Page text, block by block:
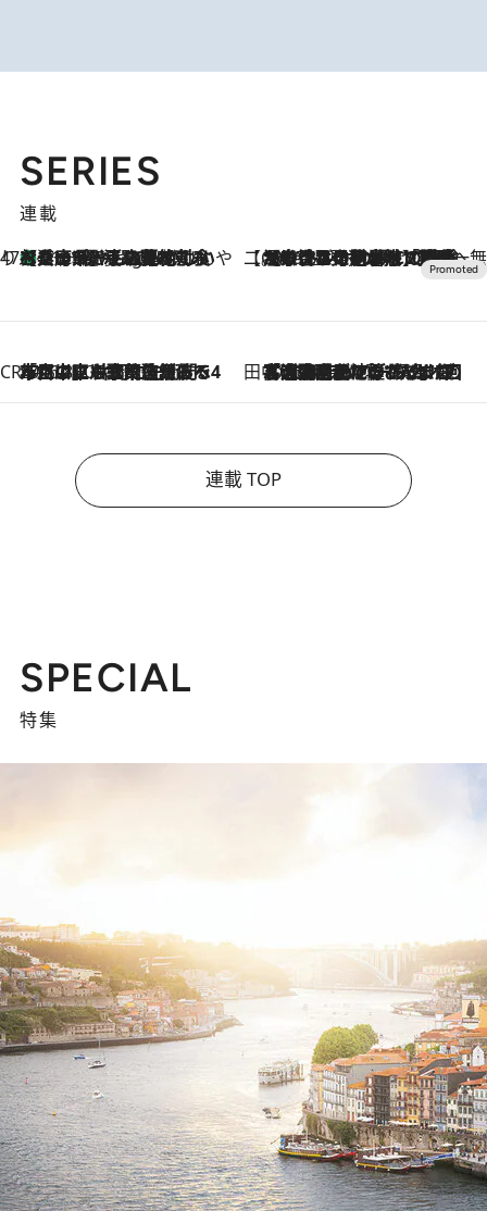
SERIES
連載
47都道府県の手みやげ ひんやりスイーツで夏を満喫
11 Hours Ago
【兵庫県】この夏絶対食べたい 冷やしておいしいおやつ3選 淡路島の恵みをジェラートに集約 【CREA×星野リゾート】唯一無二。癒しと発見が待つ場所へ
2026.8.7
【トンボの足水浴】ヒノキの香りに包まれて涼感マックス！約13℃の湧水かけ流しを避暑地「星野温泉 トンボの湯」で体験
CREA'S CHOICE
2026.8.7
「立川にも歌舞伎があるんだよ」 片岡仁左衛門・市川中車ら豪華座組みで4年目の立川立飛歌舞伎へ 田中稲の勝手に再ブーム
2026.8.7
「湘南乃風に憧れて」観客大盛上がりの“タオル回し”に、ラッパー顔負けの高速歌唱まで…さだまさし（74）のアグレッシブすぎる現在地
連載 TOP
SPECIAL
特集